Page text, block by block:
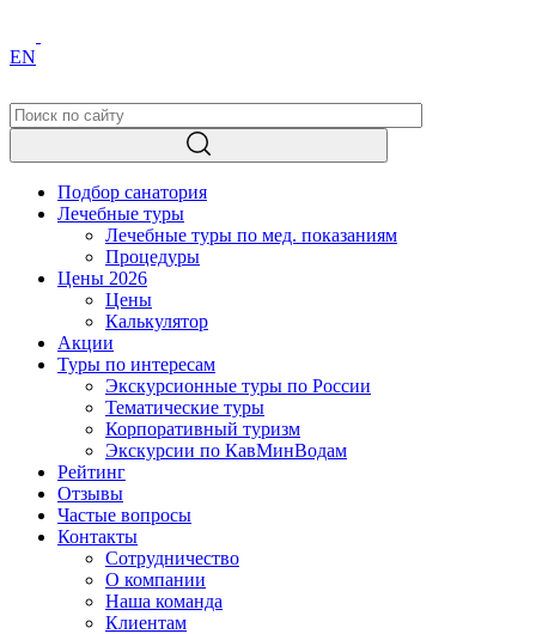
EN
Подбор санатория
Лечебные туры
Лечебные туры по мед. показаниям
Процедуры
Цены 2026
Цены
Калькулятор
Акции
Туры по интересам
Экскурсионные туры по России
Тематические туры
Корпоративный туризм
Экскурсии по КавМинВодам
Рейтинг
Отзывы
Частые вопросы
Контакты
Сотрудничество
О компании
Наша команда
Клиентам